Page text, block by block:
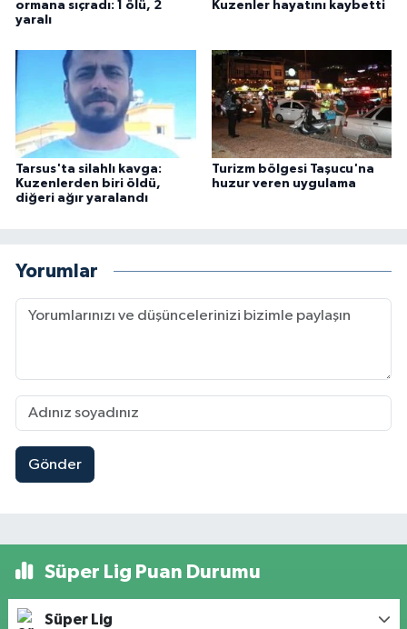
ormana sıçradı: 1 ölü, 2
yaralı
Kuzenler hayatını kaybetti
Tarsus'ta silahlı kavga:
Kuzenlerden biri öldü,
diğeri ağır yaralandı
Turizm bölgesi Taşucu'na
huzur veren uygulama
Yorumlar
Gönder
Süper Lig Puan Durumu
Süper Lig